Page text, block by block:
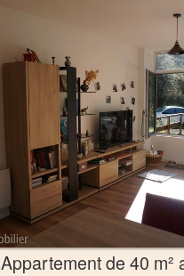
Appartement de 40 m²